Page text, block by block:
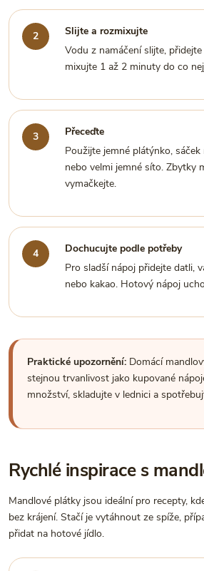
Slijte a rozmixujte
Vodu z namáčení slijte,
mixujte 1 až 2 minuty do co
Přeceďte
Použijte jemné plátýnko,
nebo velmi jemné síto. Zbytky
vymačkejte.
Dochucujte podle potřeby
Pro sladší nápoj přidejte datli,
nebo kakao. Hotový nápoj
Praktické upozornění: Domácí
stejnou trvanlivost jako kupované
množství, skladujte v lednici a
Rychlé inspirace s
Mandlové plátky jsou ideální pro recepty,
bez krájení. Stačí je vytáhnout ze spíže,
přidat na hotové jídlo.